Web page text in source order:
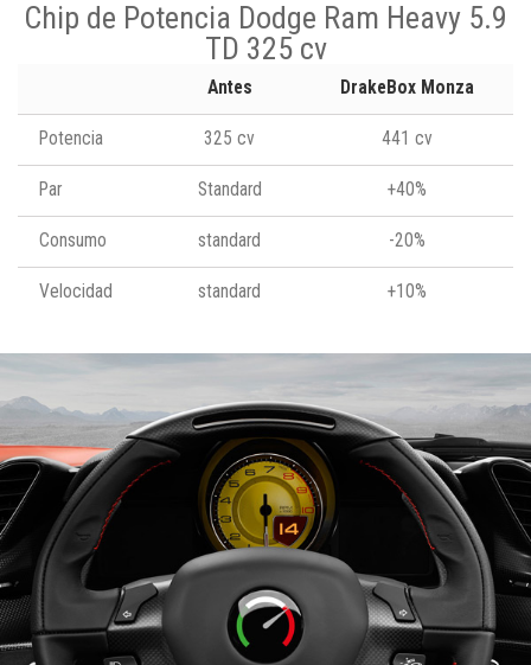
Chip de Potencia Dodge Ram Heavy 5.9
TD 325 cv
Antes DrakeBox Monza
Potencia 325 cv 441 cv
Par Standard +40%
Consumo standard -20%
Velocidad standard +10%